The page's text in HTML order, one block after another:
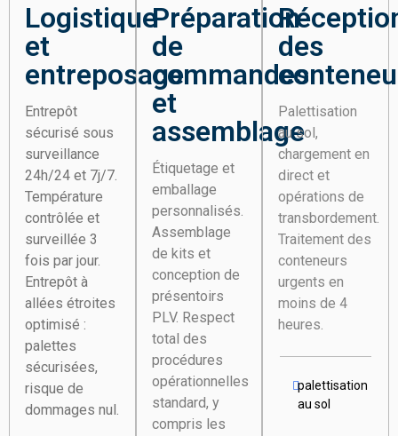
Logistique
et
entreposage
Entrepôt
sécurisé sous
surveillance
24h/24 et 7j/7.
Température
contrôlée et
surveillée 3
fois par jour.
Entrepôt à
allées étroites
optimisé :
palettes
sécurisées,
risque de
dommages nul.
Préparation
de
commandes
et
assemblage
Étiquetage et
emballage
personnalisés.
Assemblage
de kits et
conception de
présentoirs
PLV. Respect
total des
procédures
opérationnelles
standard, y
compris les
des
Palettisation
au sol,
chargement en
direct et
opérations de
transbordement.
Traitement des
conteneurs
urgents en
moins de 4
heures.
palettisation
au sol